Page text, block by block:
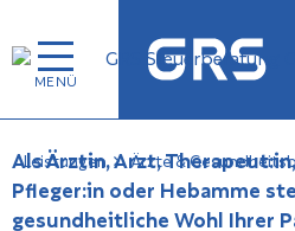
Leistungen Ärzte &
Ärzte &
Als Ärztin, Arzt,
Pfleger:in oder Hebamme
gesundheitliche Wohl Ihrer